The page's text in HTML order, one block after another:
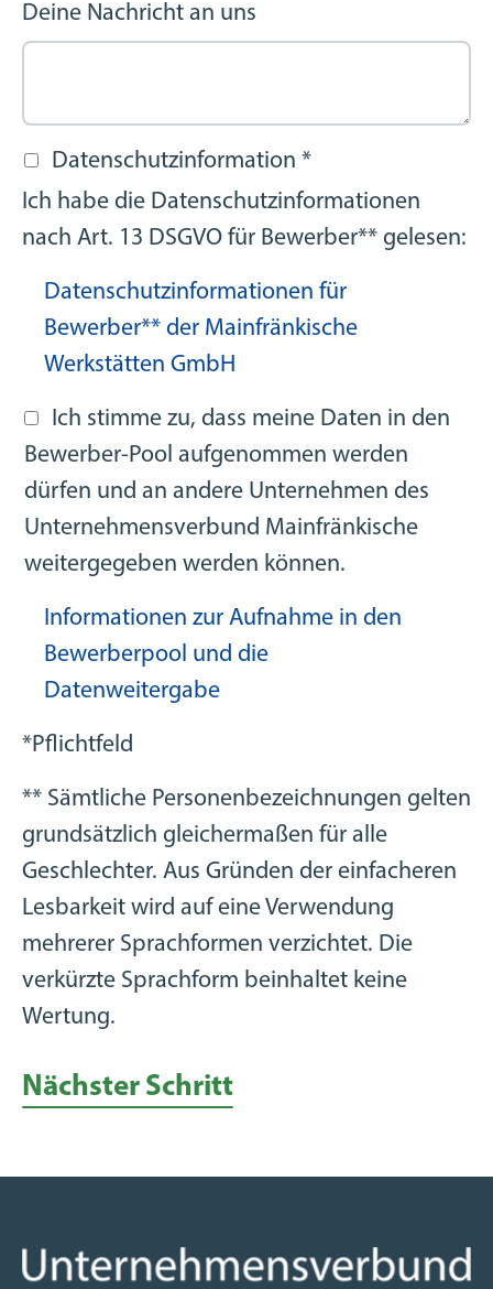
Deine Nachricht an uns
Datenschutzinformation *
Ich habe die Datenschutzinformationen
nach Art. 13 DSGVO für Bewerber** gelesen:
Datenschutzinformationen für
Bewerber** der Mainfränkische
Werkstätten GmbH
Ich stimme zu, dass meine Daten in den
Bewerber-Pool aufgenommen werden
dürfen und an andere Unternehmen des
Unternehmensverbund Mainfränkische
weitergegeben werden können.
Informationen zur Aufnahme in den
Bewerberpool und die
Datenweitergabe
*Pflichtfeld
** Sämtliche Personenbezeichnungen gelten
grundsätzlich gleichermaßen für alle
Geschlechter. Aus Gründen der einfacheren
Lesbarkeit wird auf eine Verwendung
mehrerer Sprachformen verzichtet. Die
verkürzte Sprachform beinhaltet keine
Wertung.
Nächster Schritt